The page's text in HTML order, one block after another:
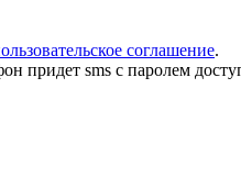
соглашение.
придет sms с паролем